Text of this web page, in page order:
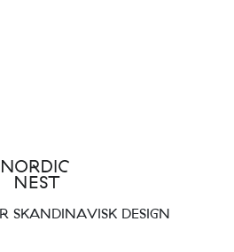
SKANDINAVISK DESIGN